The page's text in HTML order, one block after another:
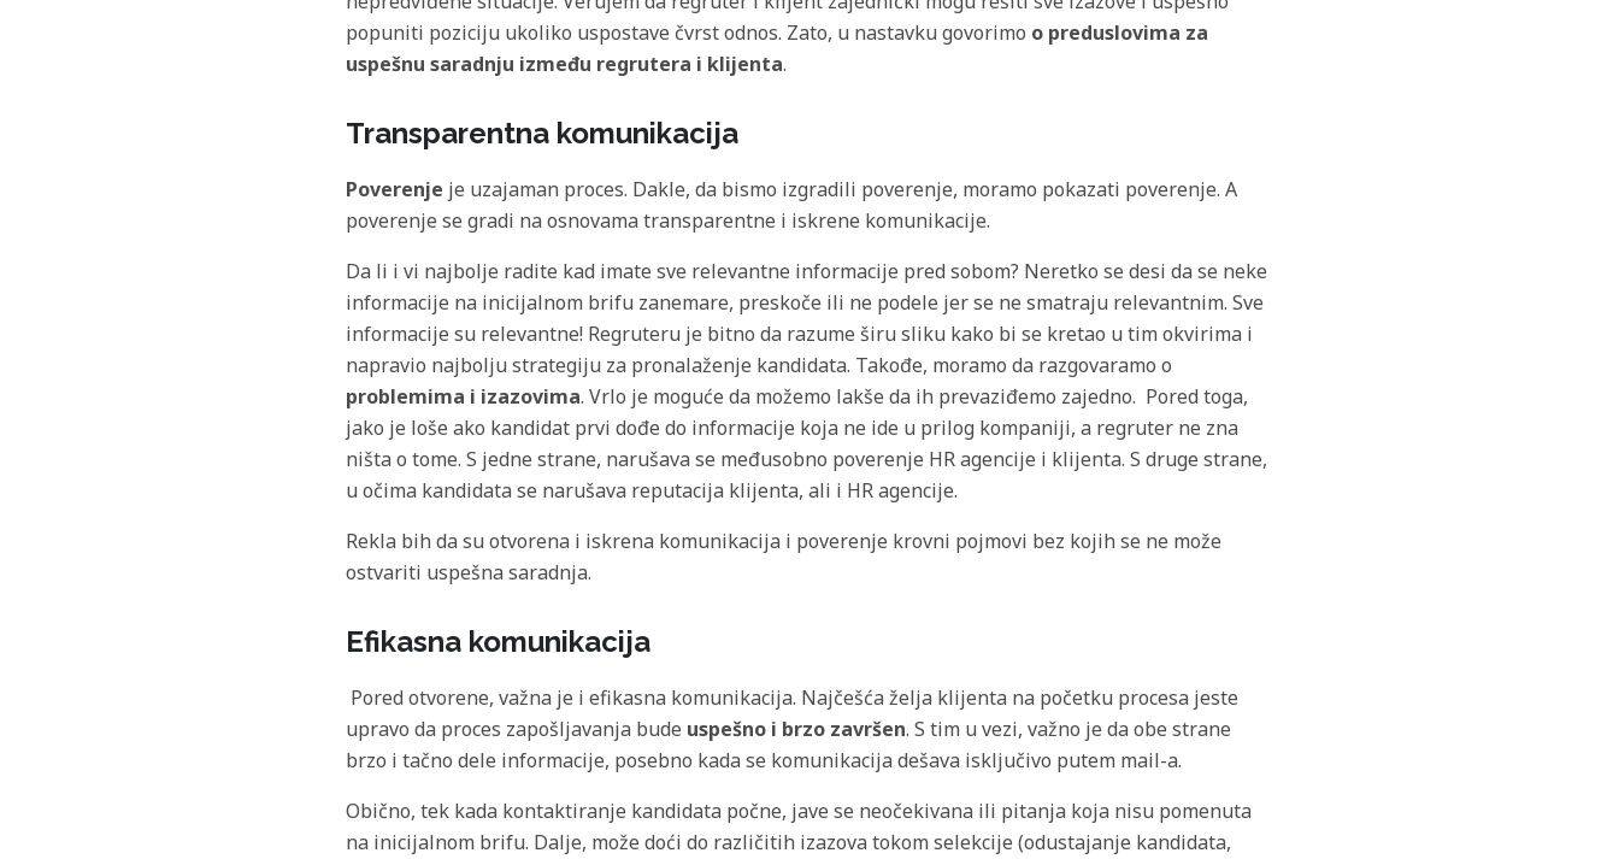
popuniti poziciju ukoliko uspostave čvrst odnos. Zato, u nastavku govorimo o preduslovima za
uspešnu saradnju između regrutera i klijenta.
Transparentna komunikacija
Poverenje je uzajaman proces. Dakle, da bismo izgradili poverenje, moramo pokazati poverenje. A
poverenje se gradi na osnovama transparentne i iskrene komunikacije.
Da li i vi najbolje radite kad imate sve relevantne informacije pred sobom? Neretko se desi da se neke
informacije na inicijalnom brifu zanemare, preskoče ili ne podele jer se ne smatraju relevantnim. Sve
informacije su relevantne! Regruteru je bitno da razume širu sliku kako bi se kretao u tim okvirima i
napravio najbolju strategiju za pronalaženje kandidata. Takođe, moramo da razgovaramo o
problemima i izazovima. Vrlo je moguće da možemo lakše da ih prevaziđemo zajedno. Pored toga,
jako je loše ako kandidat prvi dođe do informacije koja ne ide u prilog kompaniji, a regruter ne zna
ništa o tome. S jedne strane, narušava se međusobno poverenje HR agencije i klijenta. S druge strane,
u očima kandidata se narušava reputacija klijenta, ali i HR agencije.
Rekla bih da su otvorena i iskrena komunikacija i poverenje krovni pojmovi bez kojih se ne može
ostvariti uspešna saradnja.
Efikasna komunikacija
Pored otvorene, važna je i efikasna komunikacija. Najčešća želja klijenta na početku procesa jeste
upravo da proces zapošljavanja bude uspešno i brzo završen. S tim u vezi, važno je da obe strane
brzo i tačno dele informacije, posebno kada se komunikacija dešava isključivo putem mail-a.
Obično, tek kada kontaktiranje kandidata počne, jave se neočekivana ili pitanja koja nisu pomenuta
na inicijalnom brifu. Dalje, može doći do različitih izazova tokom selekcije (odustajanje kandidata,